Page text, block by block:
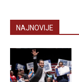
NAJNOVIJE